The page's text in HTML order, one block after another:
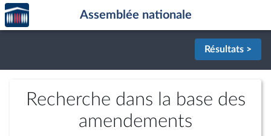
Aller au contenu
Aller en bas de la page
Accèder
à la
page
Assemblée nationale
Résultats >
Recherche dans la base des
amendements